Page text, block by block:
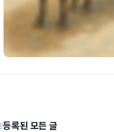
등록된 모든 글